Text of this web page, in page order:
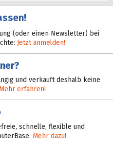
(oder einen Newsletter) bei
Jetzt anmelden!
und verkauft deshalb keine
Mehr erfahren!
schnelle, flexible und
Mehr dazu!